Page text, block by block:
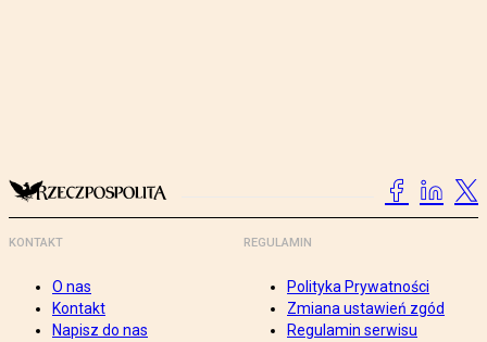
KONTAKT
O nas
Kontakt
Napisz do nas
REGULAMIN
Polityka Prywatności
Zmiana ustawień zgód
Regulamin serwisu